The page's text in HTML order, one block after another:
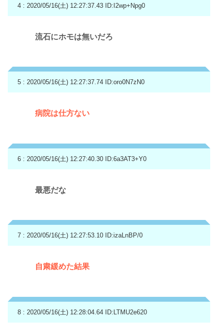
4 : 2020/05/16(土) 12:27:37.43 ID:I2wp+Npg0
流石にホモは無いだろ
5 : 2020/05/16(土) 12:27:37.74 ID:oro0N7zN0
病院は仕方ない
6 : 2020/05/16(土) 12:27:40.30 ID:6a3AT3+Y0
最悪だな
7 : 2020/05/16(土) 12:27:53.10 ID:izaLnBP/0
自粛緩めた結果
8 : 2020/05/16(土) 12:28:04.64 ID:LTMU2e620